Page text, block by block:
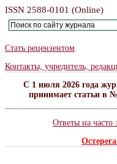
ISSN 2588-0101 (Online)
Стать рецензентом
Контакты, учредитель,
C 1 июля 2026 года
принимает статьи в
Ответы на часто